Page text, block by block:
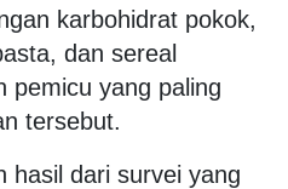
karbohidrat pokok,
dan sereal
pemicu yang paling
tersebut.
hasil dari survei yang